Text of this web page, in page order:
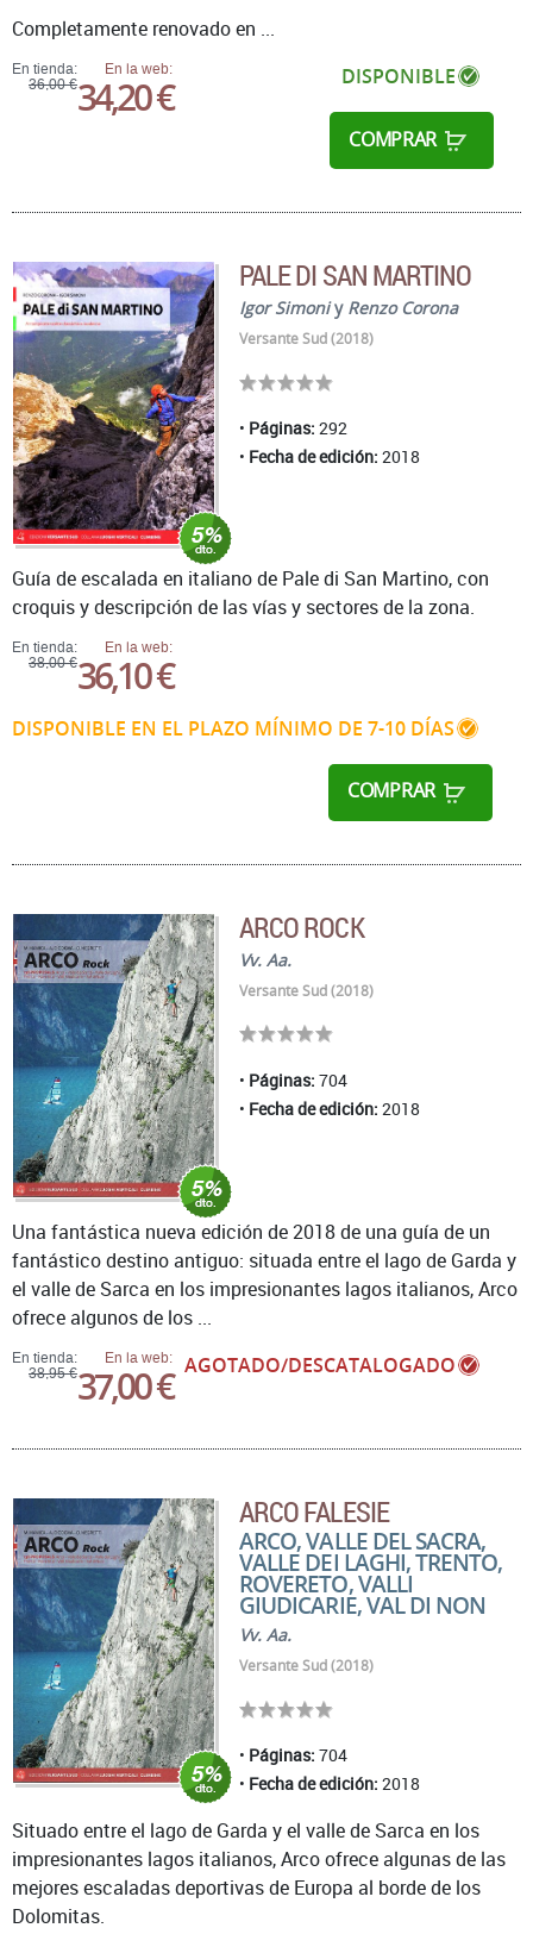
En tienda:
36,00 €
En la web:
34,20 € DISPONIBLE
COMPRAR
Completamente renovado en ...
PALE DI SAN MARTINO
Igor Simoniy Renzo Corona
Versante Sud (2018)
Páginas: 292
Fecha de edición: 2018
En tienda:
38,00 €
En la web:
36,10 €
DISPONIBLE EN EL PLAZO MÍNIMO DE 7-10 DÍAS
COMPRAR
Guía de escalada en italiano de Pale di San Martino, con
croquis y descripción de las vías y sectores de la zona.
ARCO ROCK
Vv. Aa.
Versante Sud (2018)
Páginas: 704
Fecha de edición: 2018
En tienda:
38,95 €
En la web:
37,00 € AGOTADO/DESCATALOGADO
Una fantástica nueva edición de 2018 de una guía de un
fantástico destino antiguo: situada entre el lago de Garda y
el valle de Sarca en los impresionantes lagos italianos, Arco
ofrece algunos de los ...
ARCO FALESIE
ARCO, VALLE DEL SACRA,
VALLE DEI LAGHI, TRENTO,
ROVERETO, VALLI
GIUDICARIE, VAL DI NON
Vv. Aa.
Versante Sud (2018)
Páginas: 704
Fecha de edición: 2018
Situado entre el lago de Garda y el valle de Sarca en los
impresionantes lagos italianos, Arco ofrece algunas de las
mejores escaladas deportivas de Europa al borde de los
Dolomitas.